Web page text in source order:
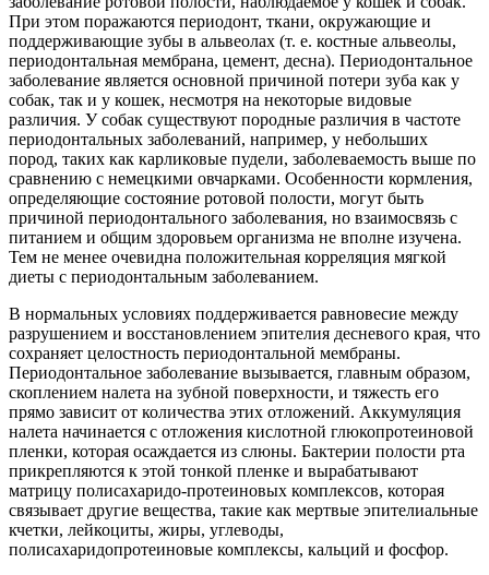
При этом поражаются периодонт, ткани, окружающие и
поддерживающие зубы в альвеолах (т. е. костные альвеолы,
периодонтальная мембрана, цемент, десна). Периодонтальное
заболевание является основной причиной потери зуба как у
собак, так и у кошек, несмотря на некоторые видовые
различия. У собак существуют породные различия в частоте
периодонтальных заболеваний, например, у небольших
пород, таких как карликовые пудели, заболеваемость выше по
сравнению с немецкими овчарками. Особенности кормления,
определяющие состояние ротовой полости, могут быть
причиной периодонтального заболевания, но взаимосвязь с
питанием и общим здоровьем организма не вполне изучена.
Тем не менее очевидна положительная корреляция мягкой
диеты с периодонтальным заболеванием.
В нормальных условиях поддерживается равновесие между
разрушением и восстановлением эпителия десневого края, что
сохраняет целостность периодонтальной мембраны.
Периодонтальное заболевание вызывается, главным образом,
скоплением налета на зубной поверхности, и тяжесть его
прямо зависит от количества этих отложений. Аккумуляция
налета начинается с отложения кислотной глюкопротеиновой
пленки, которая осаждается из слюны. Бактерии полости рта
прикрепляются к этой тонкой пленке и вырабатывают
матрицу полисахаридо-протеиновых комплексов, которая
связывает другие вещества, такие как мертвые эпителиальные
кчетки, лейкоциты, жиры, углеводы,
полисахаридопротеиновые комплексы, кальций и фосфор.